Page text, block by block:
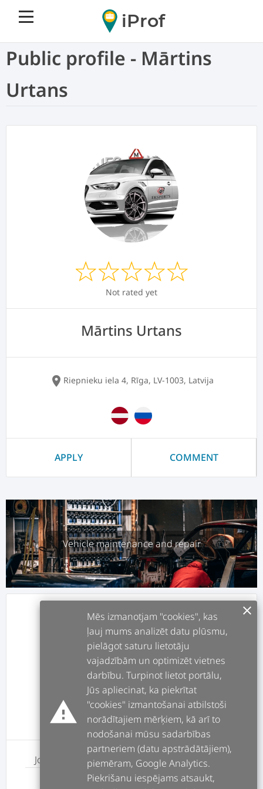
iProf
Public profile - Mārtins
Urtans
Not rated yet
Mārtins Urtans
location_on Riepnieku iela 4, Rīga, LV-1003, Latvija
APPLY COMMENT
Vehicle maintenance and repair
infoABOUT
assignmentJOBS
forum POSTS
messageREVIEWS
Job
Moto instruktors
warning
Mēs izmanotjam "cookies", kas
ļauj mums analizēt datu plūsmu,
pielāgot saturu lietotāju
vajadzībām un optimizēt vietnes
darbību. Turpinot lietot portālu,
Jūs apliecinat, ka piekrītat
"cookies" izmantošanai atbilstoši
norādītajiem mērķiem, kā arī to
nodošanai mūsu sadarbības
partneriem (datu apstrādātājiem),
piemēram, Google Analytics.
Piekrišanu iespējams atsaukt,
clear